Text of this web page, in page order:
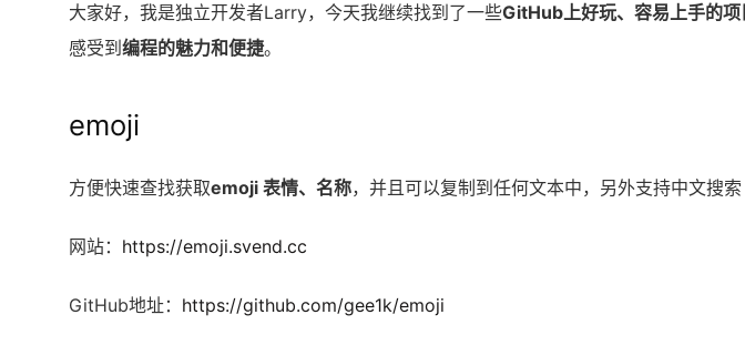
大家好，我是独立开发者Larry，今天我继续找到了一些GitHub上好玩、容易上手的项
感受到 编程的魅力和便捷。
emoji
方便快速查找获取emoji 表情、名称，并且可以复制到任何文本中，另外支持中文搜索
网站： https://emoji.svend.cc
GitHub地址： https://github.com/gee1k/emoji